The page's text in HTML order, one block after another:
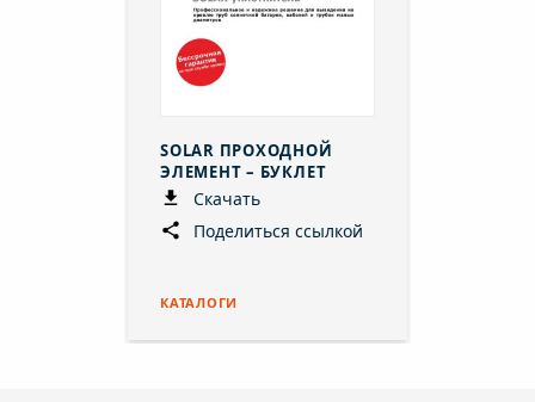
SOLAR ПРОХОДНОЙ
ЭЛЕМЕНТ – БУКЛЕТ
Скачать
Поделиться ссылкой
КАТАЛОГИ